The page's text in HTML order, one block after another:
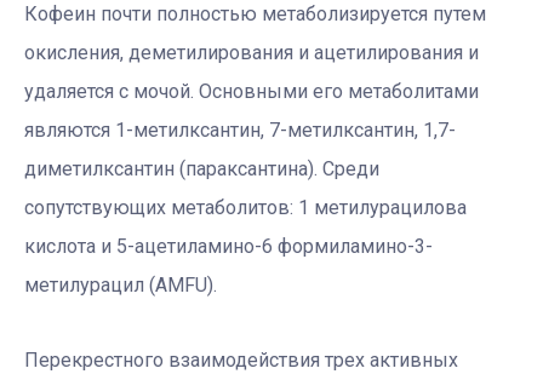
Кофеин почти полностью метаболизируется путем
окисления, деметилирования и ацетилирования и
удаляется с мочой. Основными его метаболитами
являются 1-метилксантин, 7-метилксантин, 1,7-
диметилксантин (параксантина). Среди
сопутствующих метаболитов: 1 метилурацилова
кислота и 5-ацетиламино-6 формиламино-3-
метилурацил (AMFU).
Перекрестного взаимодействия трех активных